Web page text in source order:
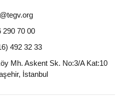
290 70 00
492 32 33
Mh. Askent Sk. No:3/A Kat:10
İstanbul